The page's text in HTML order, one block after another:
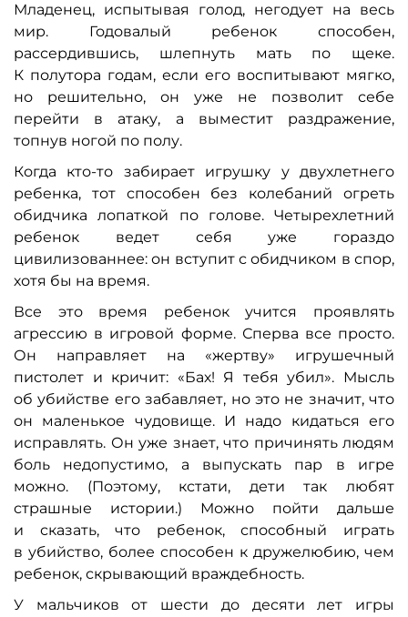
Младенец, испытывая голод, негодует на весь
мир. Годовалый ребенок способен,
рассердившись, шлепнуть мать по щеке.
К полутора годам, если его воспитывают мягко,
но решительно, он уже не позволит себе
перейти в атаку, а выместит раздражение,
топнув ногой по полу.
Когда кто-то забирает игрушку у двухлетнего
ребенка, тот способен без колебаний огреть
обидчика лопаткой по голове. Четырехлетний
ребенок ведет себя уже гораздо
цивилизованнее: он вступит с обидчиком в спор,
хотя бы на время.
Все это время ребенок учится проявлять
агрессию в игровой форме. Сперва все просто.
Он направляет на «жертву» игрушечный
пистолет и кричит: «Бах! Я тебя убил». Мысль
об убийстве его забавляет, но это не значит, что
он маленькое чудовище. И надо кидаться его
исправлять. Он уже знает, что причинять людям
боль недопустимо, а выпускать пар в игре
можно. (Поэтому, кстати, дети так любят
страшные истории.) Можно пойти дальше
и сказать, что ребенок, способный играть
в убийство, более способен к дружелюбию, чем
ребенок, скрывающий враждебность.
У мальчиков от шести до десяти лет игры